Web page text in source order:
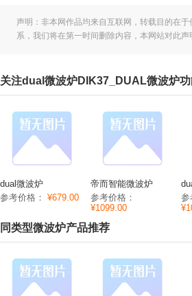
声明：非本网作品均来自互联网，转载目的在
系，我们将在第一时间删除内容，本网站对此声
关注dual微波炉DIK37_DUAL微波炉
dual微波炉
DIK22_DUAL微波炉
功能/参数/价格
参考价格： ¥679.00
帝而智能微波炉
DIK01_DUAL微波炉
功能/参数/价格
参考价格：
¥1099.00
功
参
同类型微波炉产品推荐